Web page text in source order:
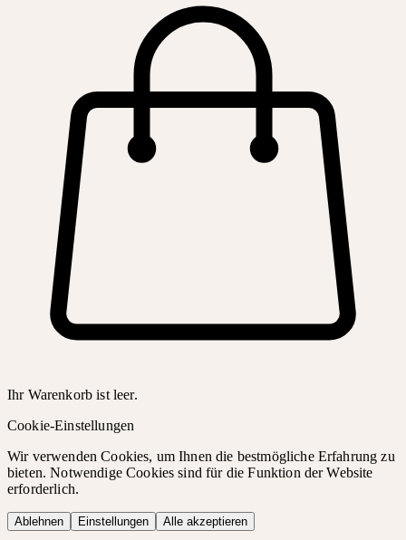
Ihr Warenkorb ist leer.
Cookie-Einstellungen
Wir verwenden Cookies, um Ihnen die bestmögliche Erfahrung zu
bieten. Notwendige Cookies sind für die Funktion der Website
erforderlich.
Ablehnen Einstellungen Alle akzeptieren